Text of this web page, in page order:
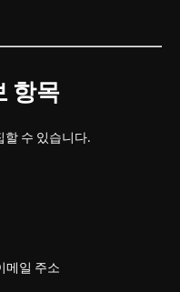
항목
할 수 있습니다.
메일 주소